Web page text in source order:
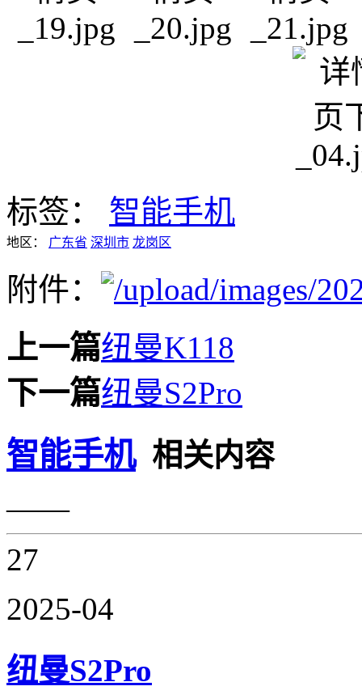
标签： 智能手机
地区： 广东省 深圳市 龙岗区
附件：
上一篇纽曼K118
下一篇纽曼S2Pro
智能手机 相关内容
——
27
2025-04
纽曼S2Pro